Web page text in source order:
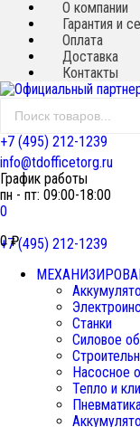
О компании
Гарантия и
Оплата
Доставка
Контакты
+7 (495) 212-1239
info@tdofficetorg.ru
График работы
пн - пт: 09:00-18:00
0
0₽
+7 (495) 212-1239
Станки
Силовое
Насосное
Тепло и